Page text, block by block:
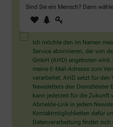
Sind Sie ein Mensch? Dann
Sind
Sie
ein
Mensch?
Dann
wählen
Sie
bitte
den
Baum.
1 2
Ich möchte den im Namen
Service abonnieren, der von
GmbH (AHD) angeboten
meine E-Mail-Adresse zum
verarbeitet. AHD setzt für den
Newsletters den Dienstleister
kann jederzeit für die Zukunft
Abmelde-Link in jedem
Kontaktmöglichkeiten dafür
Datenverarbeitung finden sich